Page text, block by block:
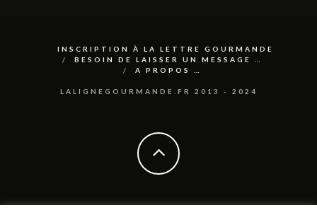
INSCRIPTION À LA LETTRE GOURMANDE
BESOIN DE LAISSER UN MESSAGE …
A PROPOS …
LALIGNEGOURMANDE.FR 2013 - 2024